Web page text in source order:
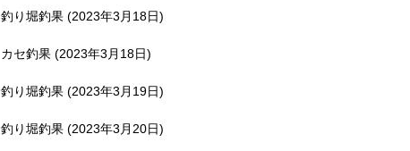
釣り堀釣果 (2023年3月18日)
カセ釣果 (2023年3月18日)
釣り堀釣果 (2023年3月19日)
釣り堀釣果 (2023年3月20日)